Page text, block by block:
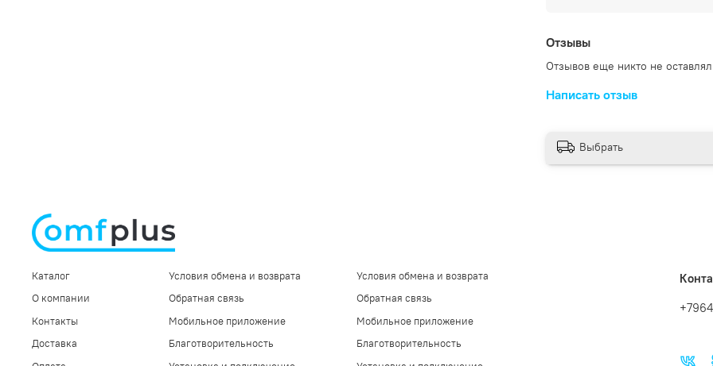
Отзывы
Отзывов еще никто не оставлял
Написать отзыв
Выбрать
Каталог
О компании
Контакты
Доставка
Условия обмена и возврата
Обратная связь
Мобильное приложение
Благотворительность
Условия обмена и возврата
Обратная связь
Мобильное приложение
Благотворительность